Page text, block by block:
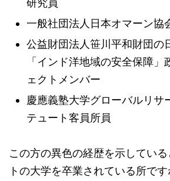
研究員
一般社団法人日本オマーン協
公益財団法人笹川平和財団の
「インド洋地域の安全保障」
ェクトメンバー
慶應義塾大学グローバルリサ
テュート客員所員
この方の異色の経歴を示してい
トの大学を卒業されている所です